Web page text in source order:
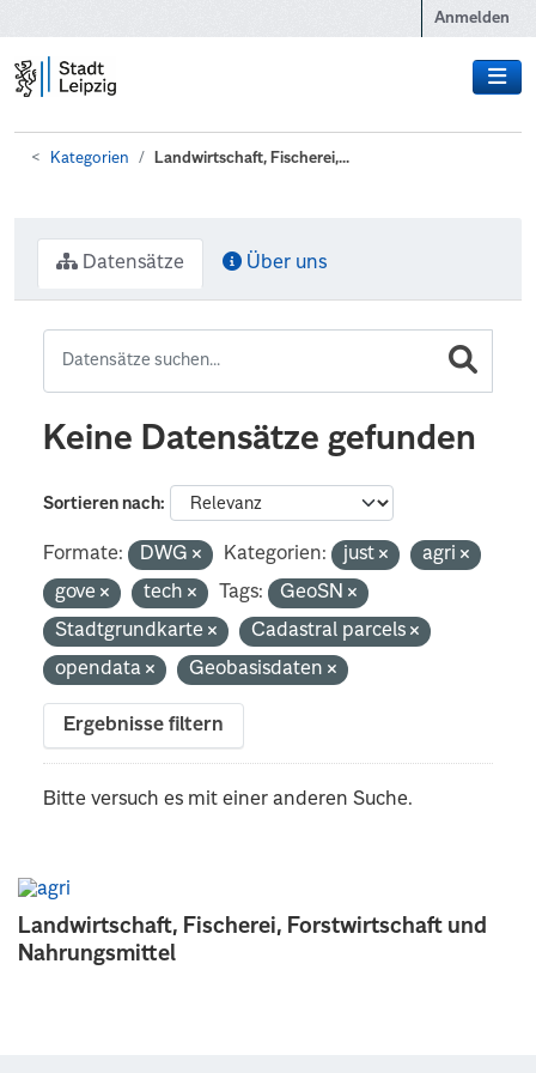
Anmelden
Kategorien Landwirtschaft, Fischerei,...
Landwirtschaft, Fischerei, Forstwirtschaft und
Nahrungsmittel
Datensätze Über uns
Keine Datensätze gefunden
Sortieren nach
Formate: DWG Kategorien: just
agri
gove
tech Tags:
GeoSN
Stadtgrundkarte
Cadastral parcels
opendata
Geobasisdaten
Ergebnisse filtern
Bitte versuch es mit einer anderen Suche.